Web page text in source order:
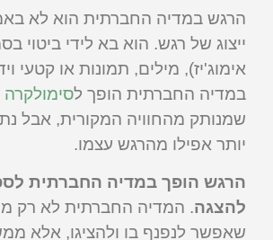
הרגש במדיה החברתית הוא לא
ייצוג של רגש. הוא בא לידי ביטוי
אימוג'יז), מילים, תמונות או קטעי
במדיה החברתית הופך לסימולקרה
שמנותק מהחוויה המקורית, אבל
יותר אפילו מהרגש עצמו.
הרגש הופך במדיה החברתית
להצגה. המדיה החברתית לא רק
שאפשר לנפנף בו ולהציגו, אלא